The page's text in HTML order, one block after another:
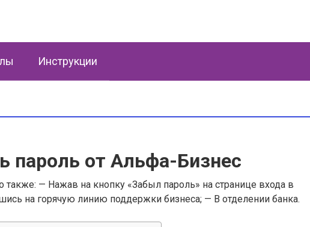
Инструкции
пароль от Альфа-Бизнес
также: — Нажав на кнопку «Забыл пароль» на странице входа в
на горячую линию поддержки бизнеса; — В отделении банка.